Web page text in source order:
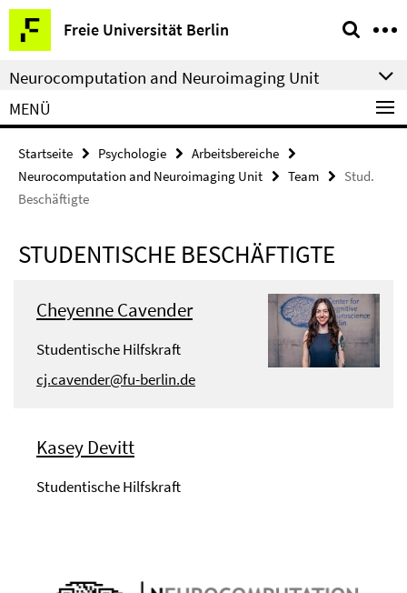
Springe
direkt
zu
Inhalt
Freie Universität Berlin
Service-
Navigation
Neurocomputation and Neuroimaging Unit
MENÜ
Startseite Psychologie
Arbeitsbereiche
Neurocomputation and Neuroimaging Unit
Team
Stud.
Beschäftigte
STUDENTISCHE BESCHÄFTIGTE
Cheyenne Cavender
Studentische Hilfskraft
cj.cavender@fu-berlin.de
Kasey Devitt
Studentische Hilfskraft